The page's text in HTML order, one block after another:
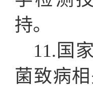
持。
11. 国
菌致病